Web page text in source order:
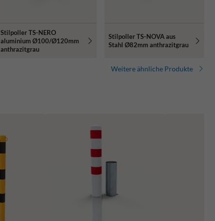
Stilpoller TS-NERO
aluminium Ø100/Ø120mm
anthrazitgrau
Stilpoller TS-NOVA aus
Stahl Ø82mm anthrazitgrau
Weitere ähnliche Produkte